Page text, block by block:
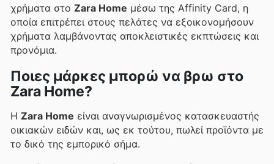
χρήματα στο Zara Home μέσω της Affinity Card, η
οποία επιτρέπει στους πελάτες να εξοικονομήσουν
χρήματα λαμβάνοντας αποκλειστικές εκπτώσεις και
προνόμια.
Ποιες μάρκες μπορώ να βρω στο
Zara Home?
Η Zara Home είναι αναγνωρισμένος κατασκευαστής
οικιακών ειδών και, ως εκ τούτου, πωλεί προϊόντα με
το δικό της εμπορικό σήμα.